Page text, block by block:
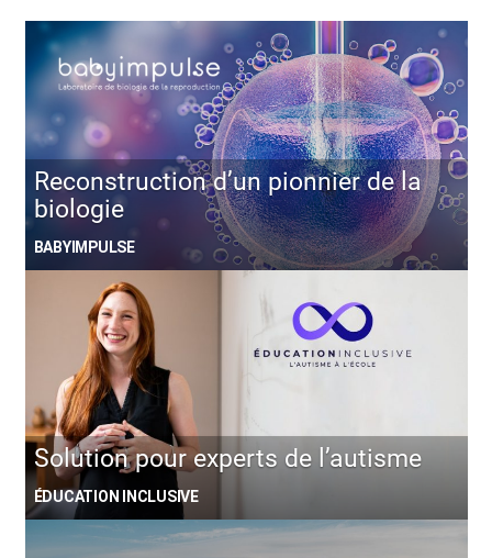
Reconstruction d’un pionnier de la
biologie
BABYIMPULSE
Solution pour experts de l’autisme
ÉDUCATION INCLUSIVE